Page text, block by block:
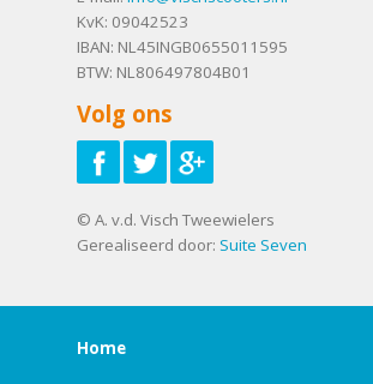
KvK: 09042523
IBAN: NL45INGB0655011595
BTW: NL806497804B01
Volg ons
© A. v.d. Visch Tweewielers
Gerealiseerd door: Suite Seven
Home